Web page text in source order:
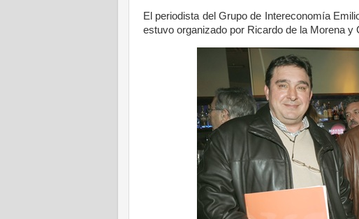
El periodista del Grupo de Intereconomía
estuvo organizado por Ricardo de la Morena y